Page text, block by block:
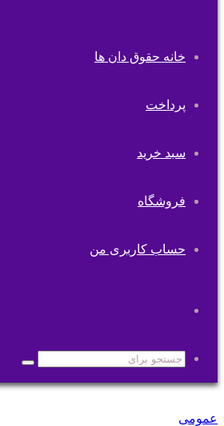
خانه حقوق دان ها
پرداخت
سبد خرید
فروشگاه
حساب کاربری من
پوسته
جستجو
برای
عمومی